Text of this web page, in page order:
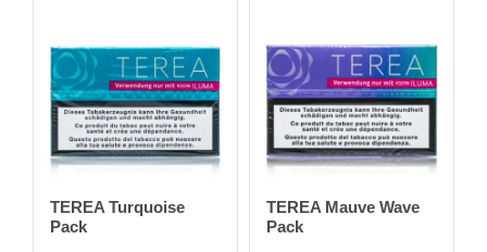
TEREA Turquoise
Pack
TEREA Mauve Wave
Pack